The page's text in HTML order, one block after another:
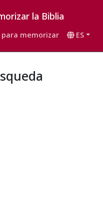
la Biblia
para memorizar ES